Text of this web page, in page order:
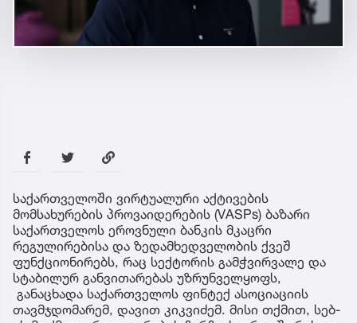
საქართველოში ვირტუალური აქტივების
მომსახურების პროვაიდერების (VASPs) ბაზარი
საქართველოს ეროვნული ბანკის მკაცრი
რეგულირებისა და ზედამხედველობის ქვეშ
ფუნქციონირებს, რაც სექტორის გამჭვირვალე და
სტაბილურ განვითარებას უზრუნველყოფს,
განაცხადა საქართველოს ფინტექ ასოციაციის
თავმჯდომარემ, დავით კიკვიძემ. მისი თქმით, სებ-